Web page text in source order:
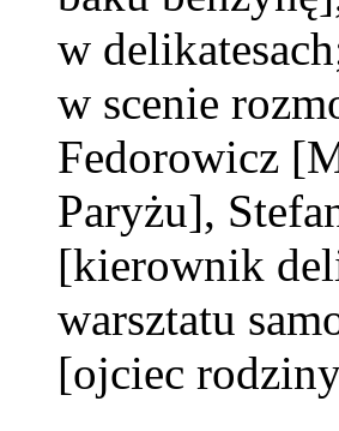
w
w scenie
Fedorowicz
Paryżu],
[kierownik
warsztatu
[ojciec